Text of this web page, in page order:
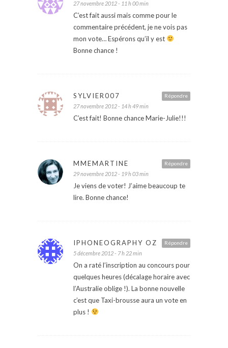
27 novembre 2012 - 11 h 00 min
C’est fait aussi mais comme pour le
commentaire précédent, je ne vois pas
mon vote… Espérons qu’il y est
Bonne chance !
Répondre
SYLVIER007
27 novembre 2012 - 14 h 49 min
C’est fait! Bonne chance Marie-Julie!!!
Répondre
MMEMARTINE
29 novembre 2012 - 19 h 03 min
Je viens de voter! J’aime beaucoup te
lire. Bonne chance!
Répondre
IPHONEOGRAPHY OZ
5 décembre 2012 - 7 h 22 min
On a raté l’inscription au concours pour
quelques heures (décalage horaire avec
l’Australie oblige !). La bonne nouvelle
c’est que Taxi-brousse aura un vote en
plus !